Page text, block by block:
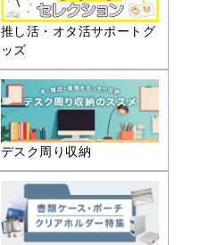
推し活・オタ活サポートグ
ッズ
デスク周り収納